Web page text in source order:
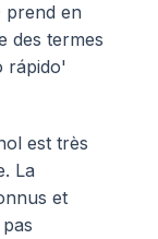
prend en
des termes
rápido'
est très
La
et